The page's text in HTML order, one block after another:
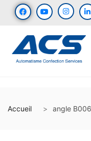
Accueil angle